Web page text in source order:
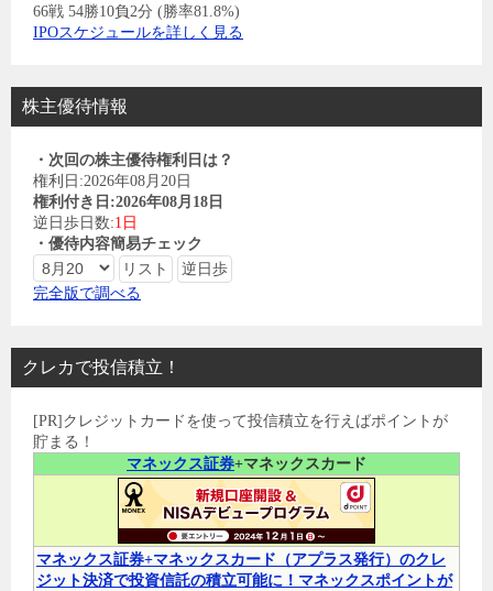
66戦 54勝10負2分 (勝率81.8%)
IPOスケジュールを詳しく見る
株主優待情報
・次回の株主優待権利日は？
権利日:2026年08月20日
権利付き日:2026年08月18日
逆日歩日数:1日
・優待内容簡易チェック
完全版で調べる
クレカで投信積立！
[PR]クレジットカードを使って投信積立を行えばポイントが
貯まる！
マネックス証券+マネックスカード
マネックス証券+マネックスカード（アプラス発行）のクレ
ジット決済で投資信託の積立可能に！マネックスポイントが